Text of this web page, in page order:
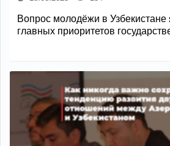
Вопрос молодёжи в Узбекистане
главных приоритетов